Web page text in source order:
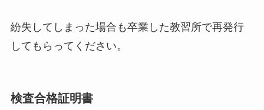
紛失してしまった場合も卒業した教習所で再発行
してもらってください。
検査合格証明書